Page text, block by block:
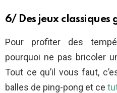
6/ Des jeux
Pour profiter des
pourquoi ne pas bricoler
Tout ce qu’il vous faut,
balles de ping-pong et ce